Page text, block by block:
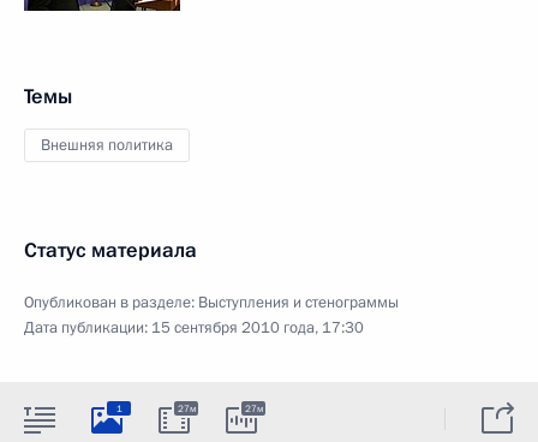
Темы
Внешняя политика
Статус материала
Опубликован в разделе: Выступления и стенограммы
Дата публикации: 15 сентября 2010 года, 17:30
1 27м 27м